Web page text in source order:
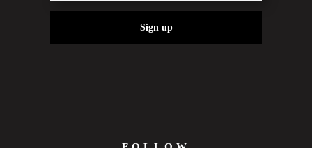
Sign up